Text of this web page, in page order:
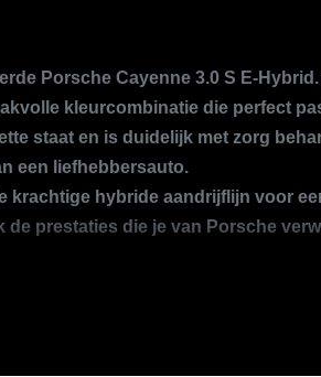
Porsche Cayenne 3.0 S E-
kleurcombinatie die perfect
staat en is duidelijk met zorg
een liefhebbersauto.
krachtige hybride aandrijflijn voor
de prestaties die je van Porsche